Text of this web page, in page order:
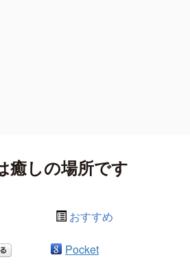
癒しの場所です
おすすめ
Pocket